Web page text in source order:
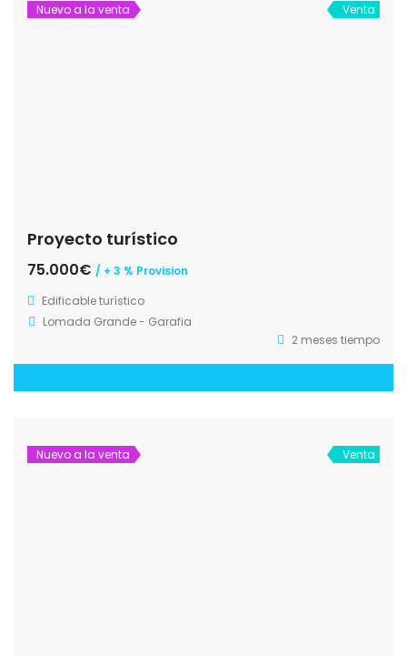
Nuevo a la venta Venta
Proyecto turístico
75.000€ / + 3 % Provision
Edificable turístico
Lomada Grande - Garafia
2 meses tiempo
Nuevo a la venta Venta